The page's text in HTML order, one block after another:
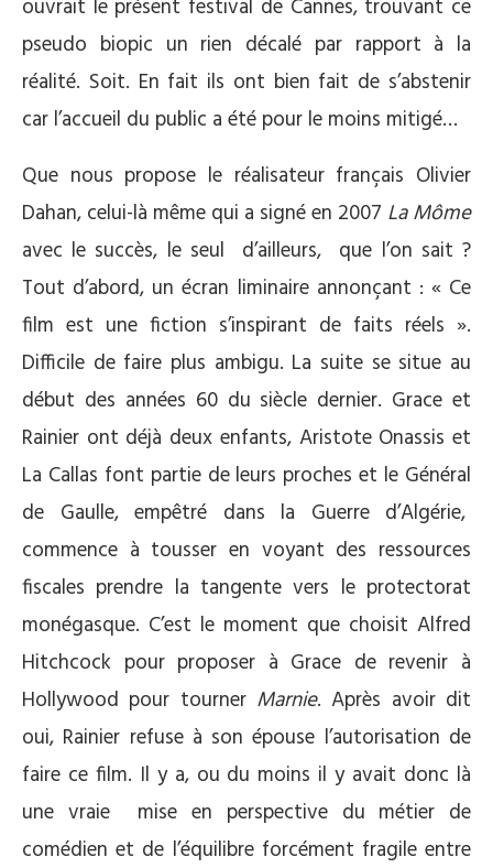
ouvrait le présent festival de Cannes, trouvant ce
pseudo biopic un rien décalé par rapport à la
réalité. Soit. En fait ils ont bien fait de s’abstenir
car l’accueil du public a été pour le moins mitigé…
Que nous propose le réalisateur français Olivier
Dahan, celui-là même qui a signé en 2007 La Môme
avec le succès, le seul d’ailleurs, que l’on sait ?
Tout d’abord, un écran liminaire annonçant : « Ce
film est une fiction s’inspirant de faits réels ».
Difficile de faire plus ambigu. La suite se situe au
début des années 60 du siècle dernier. Grace et
Rainier ont déjà deux enfants, Aristote Onassis et
La Callas font partie de leurs proches et le Général
de Gaulle, empêtré dans la Guerre d’Algérie,
commence à tousser en voyant des ressources
fiscales prendre la tangente vers le protectorat
monégasque. C’est le moment que choisit Alfred
Hitchcock pour proposer à Grace de revenir à
Hollywood pour tourner Marnie. Après avoir dit
oui, Rainier refuse à son épouse l’autorisation de
faire ce film. Il y a, ou du moins il y avait donc là
une vraie mise en perspective du métier de
comédien et de l’équilibre forcément fragile entre